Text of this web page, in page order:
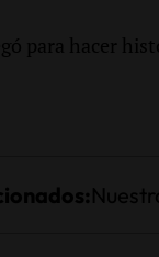
para hacer